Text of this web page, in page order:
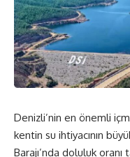
Denizli’nin en önemli
kentin su ihtiyacının
Barajı’nda doluluk